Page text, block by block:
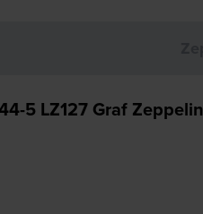
5 LZ127 Graf Zeppelin